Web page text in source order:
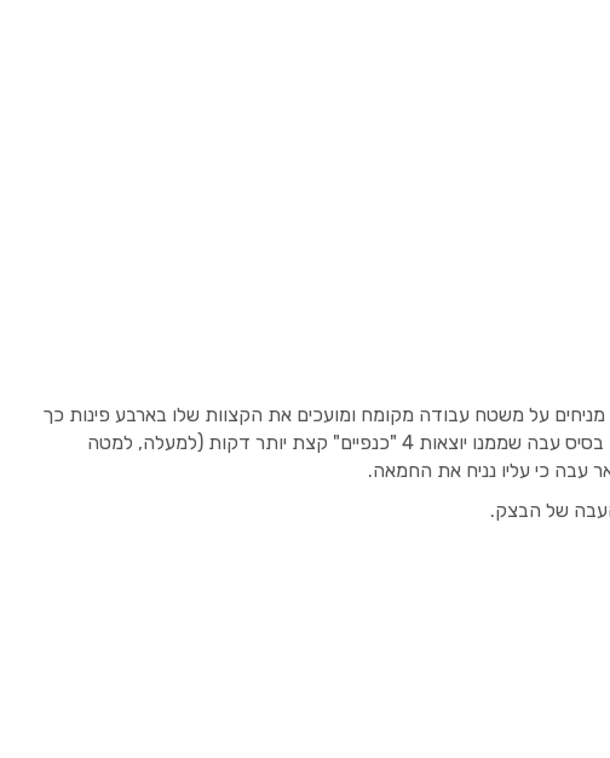
על משטח עבודה מקומח ומועכים את הקצוות שלו בארבע פינות כך
שיהיה בסוף בצורת "פלוס" – בסיס עבה שממנו יוצאות 4 "כנפיים" קצת יותר דקות (למעלה, למטה
עבה כי עליו נניח את החמאה.
של הבצק.